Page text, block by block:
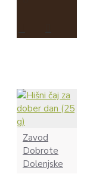
Zavod
Dobrote
Dolenjske